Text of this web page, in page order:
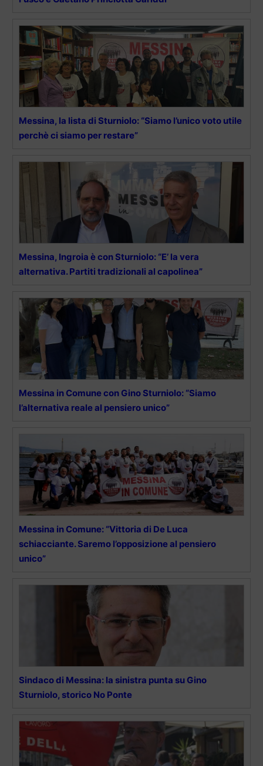
Messina, la lista di Sturniolo: “Siamo l’unico voto utile
perchè ci siamo per restare”
Messina, Ingroia è con Sturniolo: “E’ la vera
alternativa. Partiti tradizionali al capolinea”
Messina in Comune con Gino Sturniolo: “Siamo
l’alternativa reale al pensiero unico”
Messina in Comune: “Vittoria di De Luca
schiacciante. Saremo l’opposizione al pensiero
unico”
Sindaco di Messina: la sinistra punta su Gino
Sturniolo, storico No Ponte